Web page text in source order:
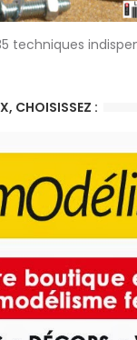
techniques
CHOISISSEZ :